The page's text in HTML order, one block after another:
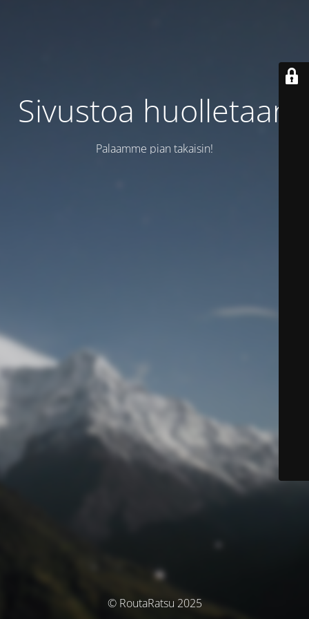
Sivustoa huolletaan
Palaamme pian takaisin!
© RoutaRatsu 2025